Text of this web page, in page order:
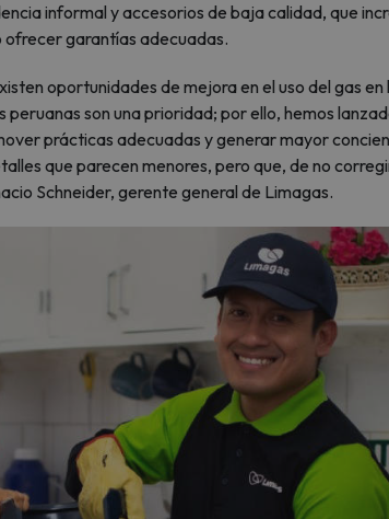
informal y accesorios de baja calidad, que
garantías adecuadas.
oportunidades de mejora en el uso del gas en
son una prioridad; por ello, hemos
prácticas adecuadas y generar mayor
que parecen menores, pero que, de no
Schneider, gerente general de Limagas.